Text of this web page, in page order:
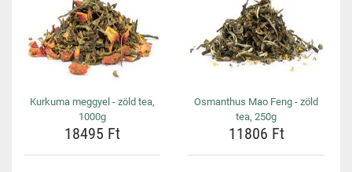
Kurkuma meggyel - zöld tea,
1000g
18495 Ft
Osmanthus Mao Feng - zöld
tea, 250g
11806 Ft